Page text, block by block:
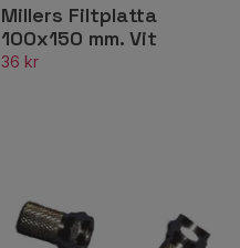
Millers Filtplatta
100x150 mm. Vit
36 kr